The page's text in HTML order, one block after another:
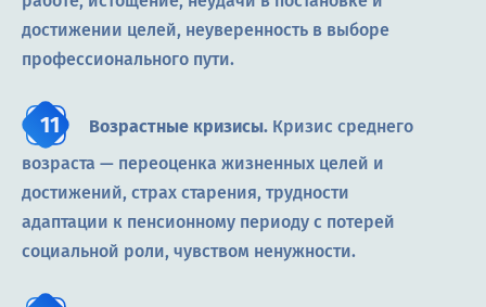
достижении целей, неуверенность в выборе
профессионального пути.
Возрастные кризисы. Кризис среднего
возраста — переоценка жизненных целей и
достижений, страх старения, трудности
адаптации к пенсионному периоду с потерей
социальной роли, чувством ненужности.